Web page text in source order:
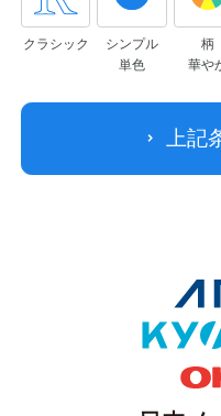
クラシック
シンプル
単色
柄
華や
上記